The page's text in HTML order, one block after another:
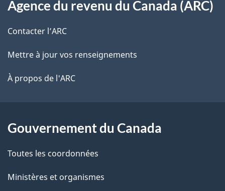
l
a
a
g
e
r
e
é
t
a
t
i
propos
de
ce
site
Agence du revenu du Canada (ARC)
Contacter l’ARC
Mettre à jour vos renseignements
À propos de l'ARC
Gouvernement du Canada
Toutes les coordonnées
Ministères et organismes